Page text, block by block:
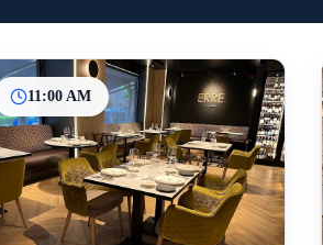
11:00 AM